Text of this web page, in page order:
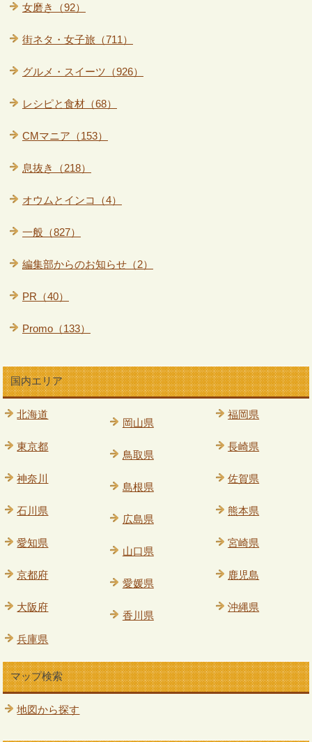
女磨き（92）
街ネタ・女子旅（711）
グルメ・スイーツ（926）
レシピと食材（68）
CMマニア（153）
息抜き（218）
オウムとインコ（4）
一般（827）
編集部からのお知らせ（2）
PR（40）
Promo（133）
国内エリア
北海道
東京都
神奈川
石川県
愛知県
京都府
大阪府
兵庫県
岡山県
鳥取県
島根県
広島県
山口県
愛媛県
香川県
福岡県
長崎県
佐賀県
熊本県
宮崎県
鹿児島
沖縄県
マップ検索
地図から探す